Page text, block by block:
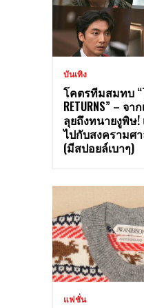
บันเทิง
โคตรทีมสมทบ
RETURNS” – จ
ลุยถึงทนายงูพิษ!
ไปกับสงครามศ
(มีสปอยล์เบาๆ)
แฟชั่น